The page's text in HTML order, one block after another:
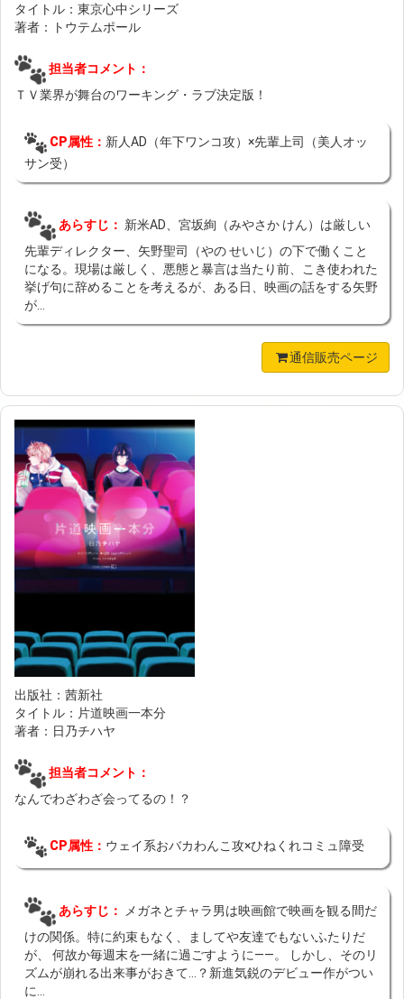
タイトル：東京心中シリーズ
著者：トウテムポール
担当者コメント：
ＴＶ業界が舞台のワーキング・ラブ決定版！
CP属性： 新人AD（年下ワンコ攻）×先輩上司（美人オッ
サン受）
あらすじ： 新米AD、宮坂絢（みやさか けん）は厳しい
先輩ディレクター、矢野聖司（やの せいじ）の下で働くこと
になる。現場は厳しく、悪態と暴言は当たり前、こき使われた
挙げ句に辞めることを考えるが、ある日、映画の話をする矢野
が...
通信販売ページ
出版社：茜新社
タイトル：片道映画一本分
著者：日乃チハヤ
担当者コメント：
なんでわざわざ会ってるの！？
CP属性： ウェイ系おバカわんこ攻×ひねくれコミュ障受
あらすじ：
メガネとチャラ男は映画館で映画を観る間だ
けの関係。特に約束もなく、ましてや友達でもないふたりだ
が、 何故か毎週末を一緒に過ごすように――。 しかし、そのリ
ズムが崩れる出来事がおきて…？新進気鋭のデビュー作がつい
に...